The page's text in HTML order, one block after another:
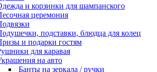
и корзинки для шампанского
церемония
подставки, блюдца для колец
и подарки гостям
для каравая
на авто
Банты на зеркала / ручки